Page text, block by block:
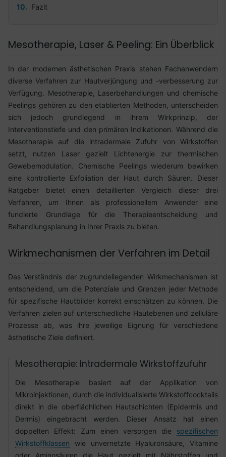
Fazit
Mesotherapie, Laser & Peeling: Ein Überblick
In der modernen ästhetischen Praxis stehen Fachanwendern
diverse Verfahren zur Hautverjüngung und -verbesserung zur
Verfügung. Mesotherapie, Laserbehandlungen und chemische
Peelings gehören zu den etablierten Methoden, unterscheiden
sich jedoch grundlegend in ihrem Wirkprinzip, der
Interventionstiefe und den primären Indikationen. Während die
Mesotherapie auf die intradermale Zufuhr von Wirkstoffen
setzt, nutzen Laser gezielt Lichtenergie zur thermischen
Gewebemodulation. Chemische Peelings wiederum bewirken
eine kontrollierte Exfoliation der Haut durch Säuren. Dieser
Ratgeber bietet einen detaillierten Vergleich dieser drei
Verfahren, um Ihnen als professionellem Anwender eine
fundierte Grundlage für die Therapieentscheidung und
Behandlungsplanung in Ihrer Praxis zu bieten.
Wirkmechanismen der Verfahren im Detail
Das Verständnis der zugrundeliegenden Wirkmechanismen ist
entscheidend, um die Potenziale und Grenzen jeder Methode
für spezifische Hautbilder korrekt einschätzen zu können. Die
Verfahren zielen auf unterschiedliche Hautebenen und zelluläre
Prozesse ab, was ihre jeweilige Eignung für verschiedene
ästhetische Ziele definiert.
Mesotherapie: Intradermale Wirkstoffzufuhr
Die Mesotherapie basiert auf der Applikation von
Mikroinjektionen, durch die individualisierte Wirkstoffcocktails
direkt in die oberflächlichen Hautschichten (Epidermis und
Dermis) eingebracht werden. Dieser Ansatz hat einen
doppelten Effekt: Zum einen versorgen die spezifischen
Wirkstoffklassen wie unvernetzte Hyaluronsäure, Vitamine
oder Aminosäuren die Haut gezielt mit Nährstoffen und